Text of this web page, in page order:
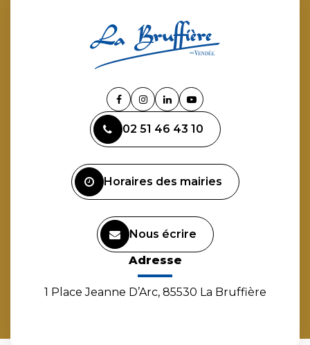
Lien
vers
le
compte
Lien
le
compte
Lien
le
compte
Lien
la
chaîne
02 51 46 43 10
Horaires des mairies
Nous écrire
Adresse
1 Place Jeanne D’Arc, 85530 La Bruffière